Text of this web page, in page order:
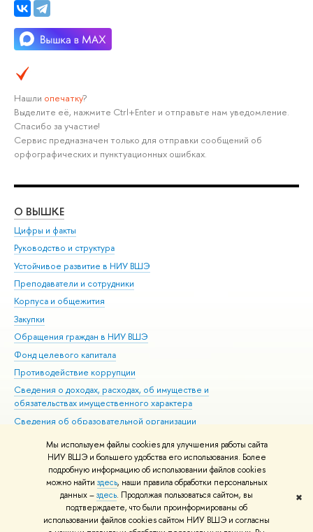
Мы используем файлы cookies для улучшения работы сайта
НИУ ВШЭ и большего удобства его использования. Более
подробную информацию об использовании файлов cookies
можно найти здесь, наши правила обработки персональных
данных –здесь. Продолжая пользоваться сайтом, вы
подтверждаете, что были проинформированы об
использовании файлов cookies сайтом НИУ ВШЭ и согласны
✖
Нашли опечатку?
Выделите её, нажмите Ctrl+Enter и отправьте нам уведомление.
Спасибо за участие!
Сервис предназначен только для отправки сообщений об
орфографических и пунктуационных ошибках.
О ВЫШКЕ
Цифры и факты
Руководство и структура
Устойчивое развитие в НИУ ВШЭ
Преподаватели и сотрудники
Корпуса и общежития
Закупки
Обращения граждан в НИУ ВШЭ
Фонд целевого капитала
Противодействие коррупции
Сведения о доходах, расходах, об имуществе и
обязательствах имущественного характера
Сведения об образовательной организации
Людям с ограниченными возможностями здоровья
Единая платежная страница
Работа в Вышке
© НИУ ВШЭ 1993–2026 Адреса и контакты Условия использования